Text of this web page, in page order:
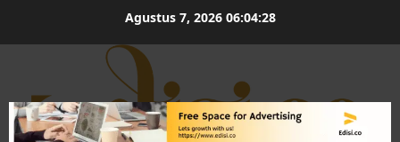
Agustus 7, 2026 06:04:29